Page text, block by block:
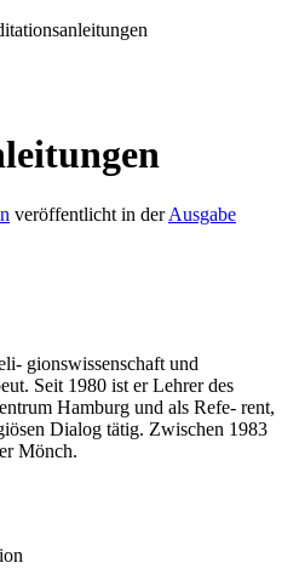
veröffentlicht in derAusgabe
gionswissenschaft und
Seit 1980 ist er Lehrer des
Hamburg und als Refe- rent,
Dialog tätig. Zwischen 1983
Mönch.